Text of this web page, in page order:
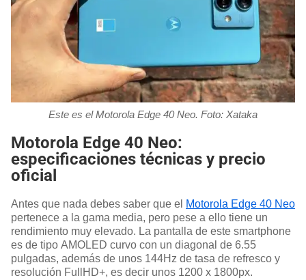
Este es el Motorola Edge 40 Neo. Foto: Xataka
Motorola Edge 40 Neo:
especificaciones técnicas y precio
oficial
Antes que nada debes saber que el Motorola Edge 40 Neo
pertenece a la gama media, pero pese a ello tiene un
rendimiento muy elevado. La pantalla de este smartphone
es de tipo AMOLED curvo con un diagonal de 6.55
pulgadas, además de unos 144Hz de tasa de refresco y
resolución FullHD+, es decir unos 1200 x 1800px.